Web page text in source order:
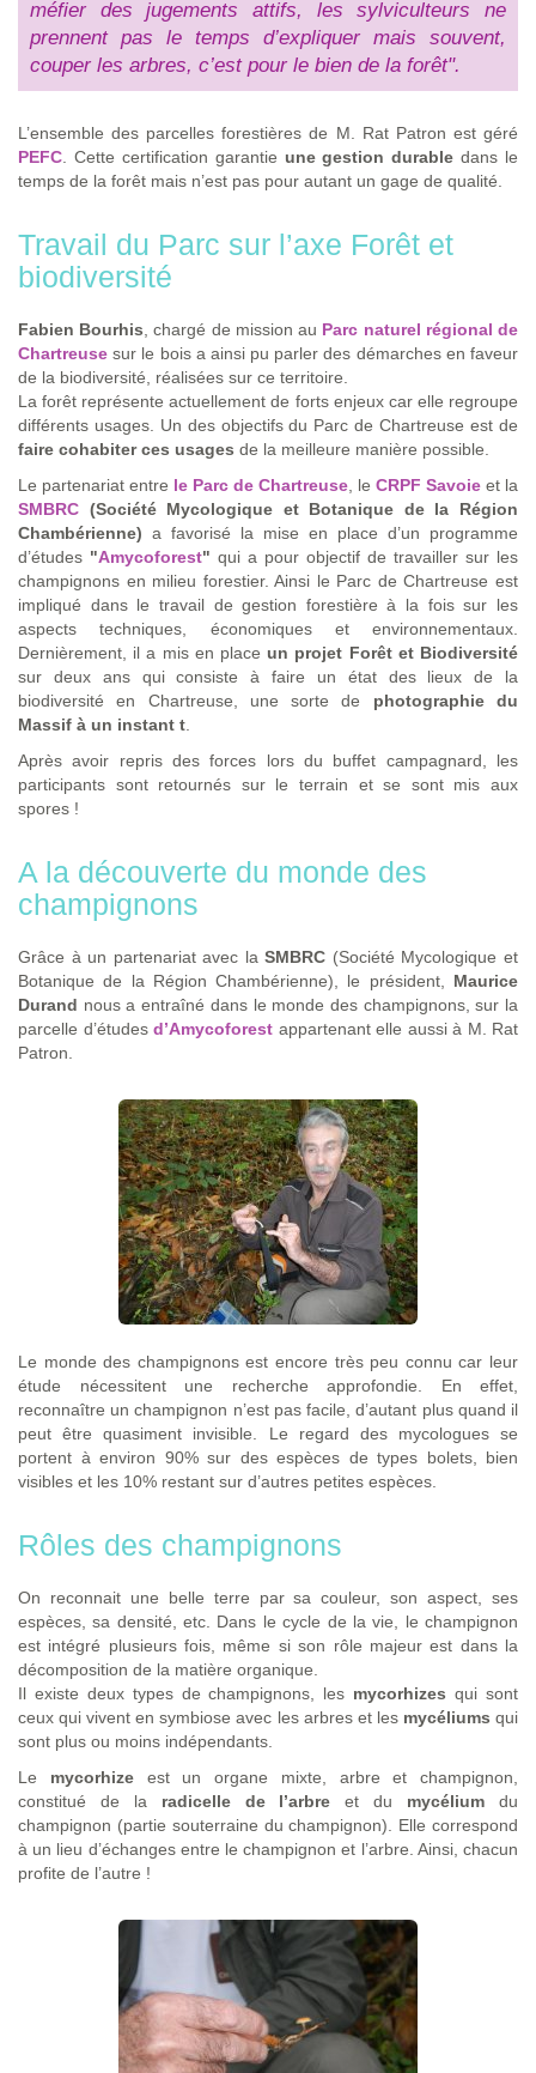
méfier des jugements attifs, les sylviculteurs ne
prennent pas le temps d’expliquer mais souvent,
couper les arbres, c’est pour le bien de la forêt".
L’ensemble des parcelles forestières de M. Rat Patron est géré
PEFC . Cette certification garantie une gestion durable dans le
temps de la forêt mais n’est pas pour autant un gage de qualité.
Travail du Parc sur l’axe Forêt et
biodiversité
Fabien Bourhis , chargé de mission au Parc naturel régional de
Chartreuse sur le bois a ainsi pu parler des démarches en faveur
de la biodiversité, réalisées sur ce territoire.
La forêt représente actuellement de forts enjeux car elle regroupe
différents usages. Un des objectifs du Parc de Chartreuse est de
faire cohabiter ces usages de la meilleure manière possible.
Le partenariat entre le Parc de Chartreuse , le CRPF Savoie et la
SMBRC (Société Mycologique et Botanique de la Région
Chambérienne) a favorisé la mise en place d’un programme
d’études "Amycoforest" qui a pour objectif de travailler sur les
champignons en milieu forestier. Ainsi le Parc de Chartreuse est
impliqué dans le travail de gestion forestière à la fois sur les
aspects techniques, économiques et environnementaux.
Dernièrement, il a mis en place un projet Forêt et Biodiversité
sur deux ans qui consiste à faire un état des lieux de la
biodiversité en Chartreuse, une sorte de photographie du
Massif à un instant t
Après avoir repris des forces lors du buffet campagnard, les
participants sont retournés sur le terrain et se sont mis aux
spores !
A la découverte du monde des
champignons
Grâce à un partenariat avec laSMBRC (Société Mycologique et
Botanique de la Région Chambérienne), le président, Maurice
Durand nous a entraîné dans le monde des champignons, sur la
parcelle d’études d’Amycoforest appartenant elle aussi à M. Rat
Patron.
Le monde des champignons est encore très peu connu car leur
étude nécessitent une recherche approfondie. En effet,
reconnaître un champignon n’est pas facile, d’autant plus quand il
peut être quasiment invisible. Le regard des mycologues se
portent à environ 90% sur des espèces de types bolets, bien
visibles et les 10% restant sur d’autres petites espèces.
Rôles des champignons
On reconnait une belle terre par sa couleur, son aspect, ses
espèces, sa densité, etc. Dans le cycle de la vie, le champignon
est intégré plusieurs fois, même si son rôle majeur est dans la
décomposition de la matière organique.
Il existe deux types de champignons, les mycorhizes qui sont
ceux qui vivent en symbiose avec les arbres et les mycéliums qui
sont plus ou moins indépendants.
Le mycorhize est un organe mixte, arbre et champignon,
constitué de la radicelle de l’arbreet du mycéliumdu
champignon (partie souterraine du champignon). Elle correspond
à un lieu d’échanges entre le champignon et l’arbre. Ainsi, chacun
profite de l’autre !